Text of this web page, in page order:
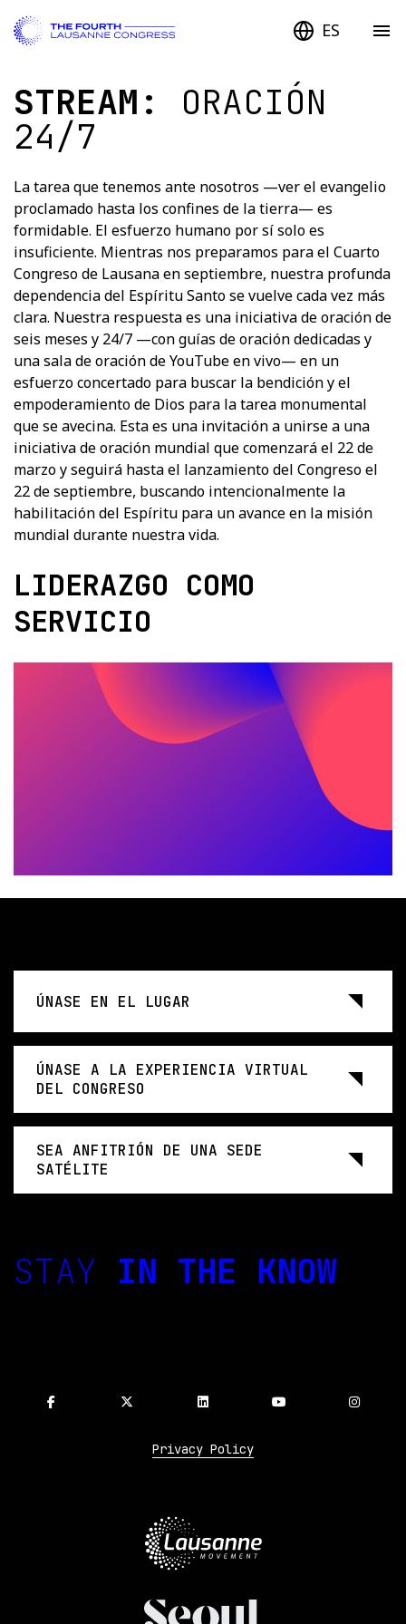
ES
STREAM: ORACIÓN
24/7
La tarea que tenemos ante nosotros —ver el evangelio
proclamado hasta los confines de la tierra— es
formidable. El esfuerzo humano por sí solo es
insuficiente. Mientras nos preparamos para el Cuarto
Congreso de Lausana en septiembre, nuestra profunda
dependencia del Espíritu Santo se vuelve cada vez más
clara. Nuestra respuesta es una iniciativa de oración de
seis meses y 24/7 —con guías de oración dedicadas y
una sala de oración de YouTube en vivo— en un
esfuerzo concertado para buscar la bendición y el
empoderamiento de Dios para la tarea monumental
que se avecina. Esta es una invitación a unirse a una
iniciativa de oración mundial que comenzará el 22 de
marzo y seguirá hasta el lanzamiento del Congreso el
22 de septiembre, buscando intencionalmente la
habilitación del Espíritu para un avance en la misión
mundial durante nuestra vida.
LIDERAZGO COMO
SERVICIO
ÚNASE EN EL LUGAR
ÚNASE A LA EXPERIENCIA VIRTUAL
DEL CONGRESO
SEA ANFITRIÓN DE UNA SEDE
SATÉLITE
STAY IN THE KNOW
Privacy Policy